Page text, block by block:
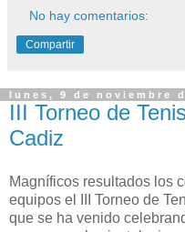
No hay comentarios:
Compartir
lunes, 9 de noviembre
III Torneo de
Cadiz
Magníficos resultados los
equipos el III Torneo de
que se ha venido